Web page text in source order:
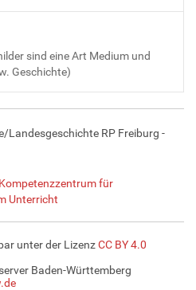
sind eine Art Medium und
Geschichte)
Landesgeschichte RP Freiburg -
für
Unterricht
unter der LizenzCC BY 4.0
Baden-Württemberg